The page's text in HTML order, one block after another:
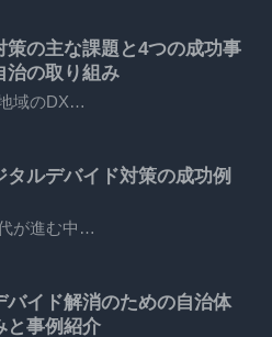
策の主な課題と4つの成功事
治の取り組み
域のDX…
タルデバイド対策の成功例
が進む中…
バイド解消のための自治体
と事例紹介